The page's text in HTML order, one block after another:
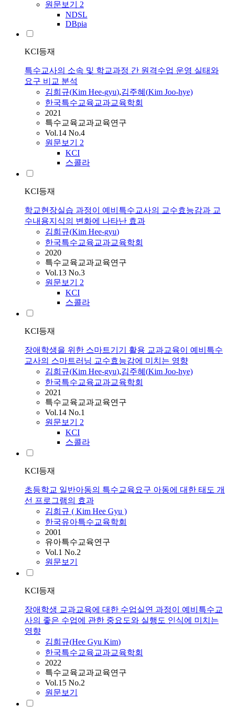
원문보기 2
NDSL
DBpia
KCI등재
특수교사의 소속 및 학교과정 간 원격수업 운영 실태와
요구 비교 분석
김희규(Kim Hee-gyu),김주혜(Kim Joo-hye)
한국특수교육교과교육학회
2021
특수교육교과교육연구
Vol.14 No.4
원문보기 2
KCI
스콜라
KCI등재
학교현장실습 과정이 예비특수교사의 교수효능감과 교
수내용지식의 변화에 나타난 효과
김희규(Kim Hee-gyu)
한국특수교육교과교육학회
2020
특수교육교과교육연구
Vol.13 No.3
원문보기 2
KCI
스콜라
KCI등재
장애학생을 위한 스마트기기 활용 교과교육이 예비특수
교사의 스마트러닝 교수효능감에 미치는 영향
김희규(Kim Hee-gyu),김주혜(Kim Joo-hye)
한국특수교육교과교육학회
2021
특수교육교과교육연구
Vol.14 No.1
원문보기 2
KCI
스콜라
KCI등재
초등학교 일반아동의 특수교육요구 아동에 대한 태도 개
선 프로그램의 효과
김희규 ( Kim Hee Gyu )
한국유아특수교육학회
2001
유아특수교육연구
Vol.1 No.2
원문보기
KCI등재
장애학생 교과교육에 대한 수업실연 과정이 예비특수교
사의 좋은 수업에 관한 중요도와 실행도 인식에 미치는
영향
김희규(Hee Gyu Kim)
한국특수교육교과교육학회
2022
특수교육교과교육연구
Vol.15 No.2
원문보기